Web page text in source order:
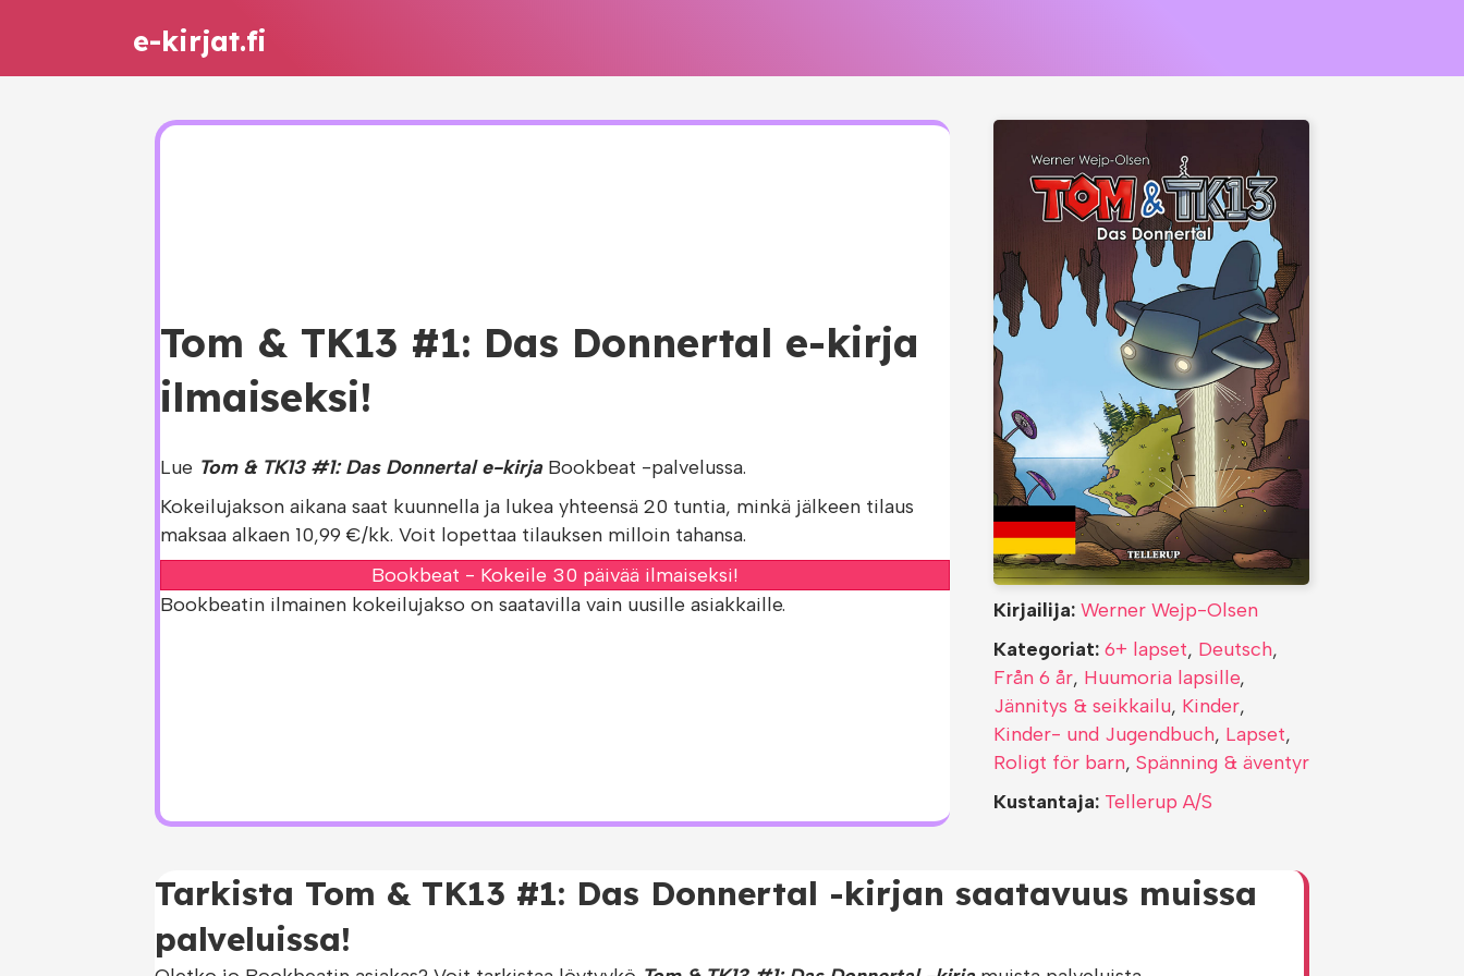
e-kirjat.fi
Tom & TK13 #1: Das Donnertal e-kirja
ilmaiseksi!
Lue Tom & TK13 #1: Das Donnertal e-kirja Bookbeat -palvelussa.
Kokeilujakson aikana saat kuunnella ja lukea yhteensä 20 tuntia, minkä jälkeen tilaus
maksaa alkaen 10,99 €/kk. Voit lopettaa tilauksen milloin tahansa.
Bookbeat - Kokeile 30 päivää ilmaiseksi!
Bookbeatin ilmainen kokeilujakso on saatavilla vain uusille asiakkaille.
Kirjailija: Werner Wejp-Olsen
Kategoriat: 6+ lapset, Deutsch,
Från 6 år, Huumoria lapsille,
Jännitys & seikkailu, Kinder,
Kinder- und Jugendbuch, Lapset,
Roligt för barn, Spänning & äventyr
Kustantaja: Tellerup A/S
Tarkista Tom & TK13 #1: Das Donnertal -kirjan saatavuus muissa
palveluissa!